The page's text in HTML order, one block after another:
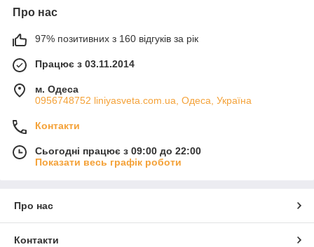
Про нас
97% позитивних з 160 відгуків за рік
Працює з 03.11.2014
м. Одеса
0956748752 liniyasveta.com.ua, Одеса, Україна
Контакти
Сьогодні працює з 09:00 до 22:00
Показати весь графік роботи
Про нас
Контакти